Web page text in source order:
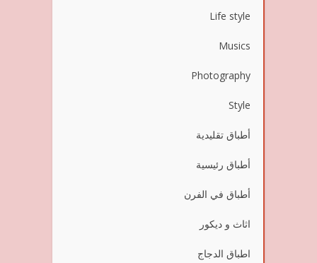
Life style
Musics
Photography
Style
أطباق تقليدية
أطباق رئيسية
أطباق في الفرن
اثاث و ديكور
اطباق الدجاج